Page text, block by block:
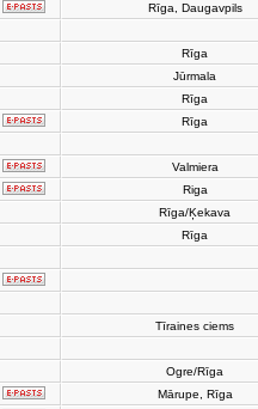
Rīga, Daugavpils
Rīga
Jūrmala
Rīga
Rīga
Valmiera
Riga
Rīga/Ķekava
Rīga
Tīraines ciems
Ogre/Rīga
Mārupe, Rīga